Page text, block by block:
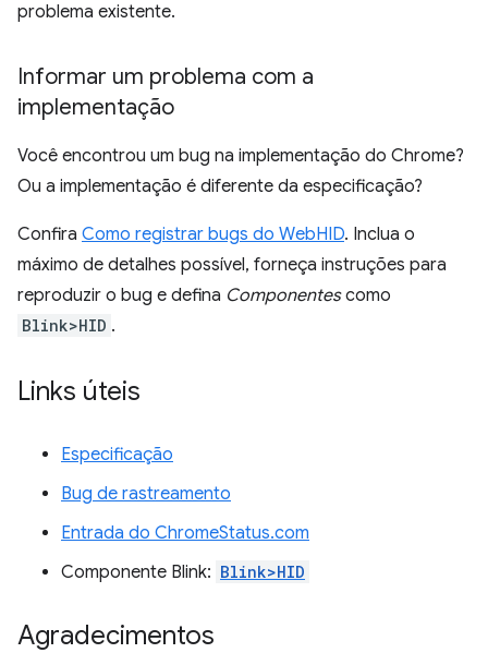
problema existente.
Informar um problema com a
implementação
Você encontrou um bug na implementação do Chrome?
Ou a implementação é diferente da especificação?
Confira Como registrar bugs do WebHID. Inclua o
máximo de detalhes possível, forneça instruções para
reproduzir o bug e defina Componentescomo
Blink>HID .
Links úteis
Especificação
Bug de rastreamento
Entrada do ChromeStatus.com
Componente Blink: Blink>HID
Agradecimentos